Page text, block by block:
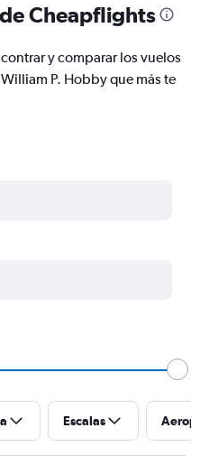
Cheapflights
y comparar los vuelos
P. Hobby que más te
Escalas